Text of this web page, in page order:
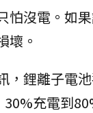
怕沒電。如
壞。
，鋰離子電
充電到